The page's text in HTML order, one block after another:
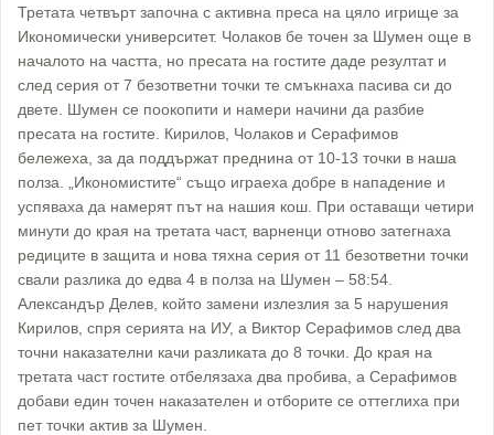
Третата четвърт започна с активна преса на цяло игрище за
Икономически университет. Чолаков бе точен за Шумен още в
началото на частта, но пресата на гостите даде резултат и
след серия от 7 безответни точки те смъкнаха пасива си до
двете. Шумен се поокопити и намери начини да разбие
пресата на гостите. Кирилов, Чолаков и Серафимов
бележеха, за да поддържат преднина от 10-13 точки в наша
полза. „Икономистите“ също играеха добре в нападение и
успяваха да намерят път на нашия кош. При оставащи четири
минути до края на третата част, варненци отново затегнаха
редиците в защита и нова тяхна серия от 11 безответни точки
свали разлика до едва 4 в полза на Шумен – 58:54.
Александър Делев, който замени излезлия за 5 нарушения
Кирилов, спря серията на ИУ, а Виктор Серафимов след два
точни наказателни качи разликата до 8 точки. До края на
третата част гостите отбелязаха два пробива, а Серафимов
добави един точен наказателен и отборите се оттеглиха при
пет точки актив за Шумен.